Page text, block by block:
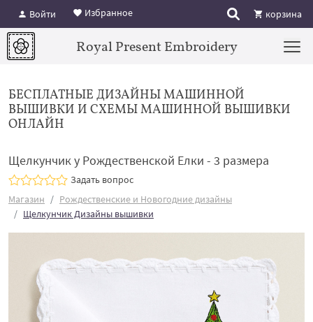
Войти Избранное корзина
Royal Present Embroidery
БЕСПЛАТНЫЕ ДИЗАЙНЫ МАШИННОЙ
ВЫШИВКИ И СХЕМЫ МАШИННОЙ ВЫШИВКИ
ОНЛАЙН
Щелкунчик у Рождественской Елки - 3 размера
Задать вопрос
Магазин
Рождественские и Новогодние дизайны
Щелкунчик Дизайны вышивки